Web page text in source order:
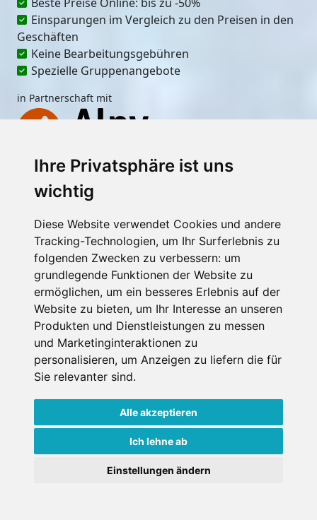
Ihre Privatsphäre ist uns
wichtig
Diese Website verwendet Cookies und andere
Tracking-Technologien, um Ihr Surferlebnis zu
folgenden Zwecken zu verbessern: um
grundlegende Funktionen der Website zu
ermöglichen, um ein besseres Erlebnis auf der
Website zu bieten, um Ihr Interesse an unseren
Produkten und Dienstleistungen zu messen
und Marketinginteraktionen zu
personalisieren, um Anzeigen zu liefern die für
Sie relevanter sind.
Alle akzeptieren
Ich lehne ab
Einstellungen ändern
Ort
Erster Miettag
Letzter Miettag
1
Erwachsene
über 18 Jahre bei Mietantritt
0
Kinder
unter 18 Jahre bei Mietantritt
Einsparungen im Vergleich zu den Preisen in den
Geschäften
Keine Bearbeitungsgebühren
Spezielle Gruppenangebote
in Partnerschaft mit